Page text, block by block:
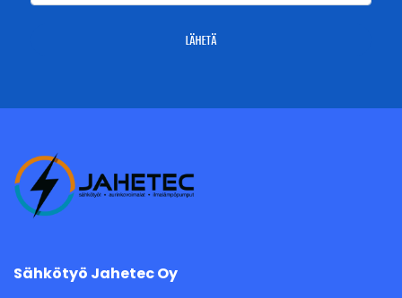
LÄHETÄ
Sähkötyö Jahetec Oy